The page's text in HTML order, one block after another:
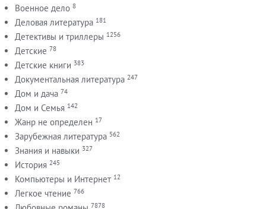
Военное дело 8
Деловая литература 181
Детективы и триллеры 1256
Детские 78
Детские книги 383
Документальная литература 247
Дом и дача 74
Дом и Семья 142
Жанр не определен 17
Зарубежная литература 562
Знания и навыки 327
История 245
Компьютеры и Интернет 12
Легкое чтение 766
7878